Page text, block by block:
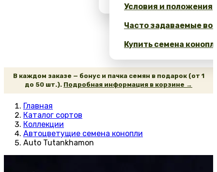
Условия и положения
Часто задаваемые
Купить семена
В каждом заказе — бонус и пачка семян в подарок (от 1
до 50 шт.). Подробная информация в корзине →
Главная
Каталог сортов
Коллекции
Автоцветущие семена конопли
Auto Tutankhamon